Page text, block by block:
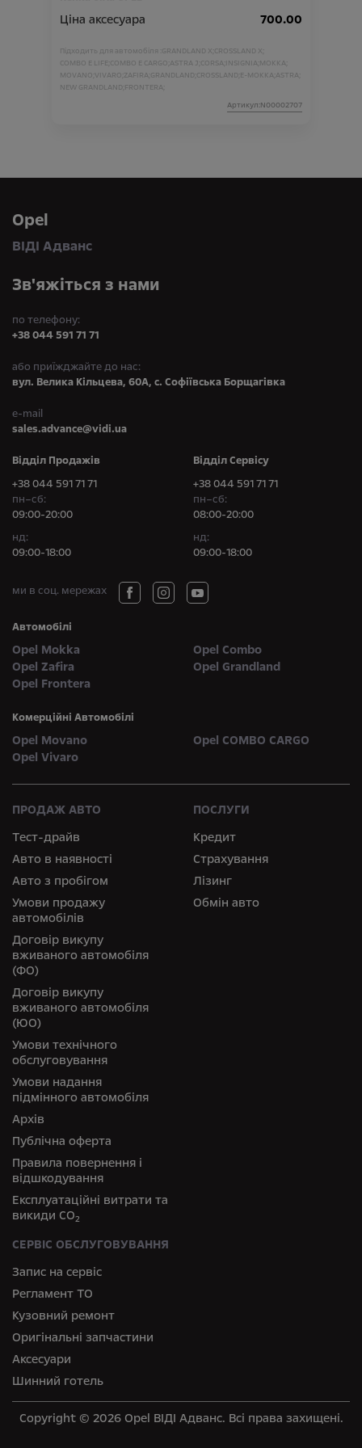
Ціна аксесуара 700.00
Підходить для автомобіля : GRANDLAND X; CROSSLAND X;
COMBO E LIFE; COMBO E CARGO; ASTRA J; CORSA; INSIGNIA; MOKKA;
MOVANO; VIVARO; ZAFIRA; GRANDLAND; CROSSLAND; E-MOKKA; ASTRA;
NEW GRANDLAND; FRONTERA;
Артикул:N00002707
Opel
ВІДІ Адванс
Зв'яжіться з нами
по телефону:
+38 044 591 71 71
або приїжджайте до нас:
вул. Велика Кільцева, 60А, с. Софіївська Борщагівка
e-mail
sales.advance@vidi.ua
Відділ Продажів
+38 044 591 71 71
пн–сб:
09:00-20:00
нд:
09:00-18:00
Відділ Сервісу
+38 044 591 71 71
пн–сб:
08:00-20:00
нд:
09:00-18:00
ми в соц. мережах
Автомобілі
Opel Mokka
Opel Combo
Opel Zafira
Opel Grandland
Opel Frontera
Комерційні Автомобілі
Opel Movano
Opel COMBO CARGO
Opel Vivaro
ПРОДАЖ АВТО
Тест-драйв
Авто в наявності
Авто з пробігом
Умови продажу
автомобілів
Договір викупу
вживаного автомобіля
(ФО)
Договір викупу
вживаного автомобіля
(ЮО)
Умови технічного
обслуговування
Умови надання
підмінного автомобіля
Архів
Публічна оферта
Правила повернення і
відшкодування
Експлуатаційні витрати та
викиди СО2
ПОСЛУГИ
Кредит
Страхування
Лізинг
Обмін авто
СЕРВІС ОБСЛУГОВУВАННЯ
Запис на сервіс
Регламент ТО
Кузовний ремонт
Оригінальні запчастини
Аксесуари
Шинний готель
Copyright © 2026 Opel ВІДІ Адванс. Всі права захищені.